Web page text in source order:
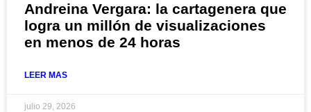
Andreina Vergara: la cartagenera que
logra un millón de visualizaciones
en menos de 24 horas
LEER MAS
julio 29, 2026